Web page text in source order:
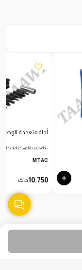
أداة متعددة
- أداة متعددة الاستخدامات عالية…
MTAC
10.750د.ك